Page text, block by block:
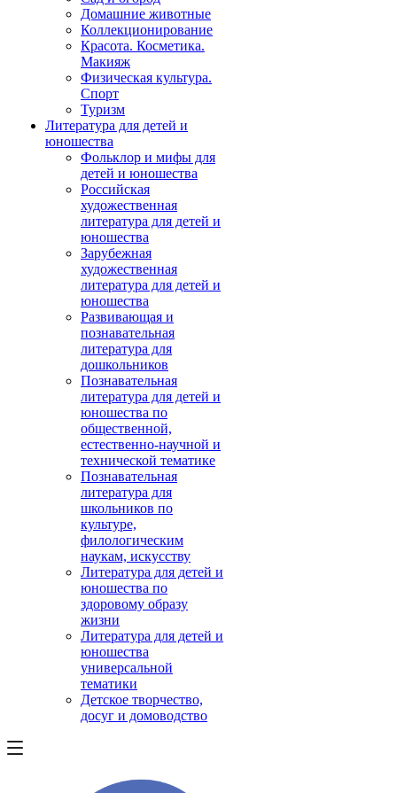
Домашние животные
Коллекционирование
Красота. Косметика.
Макияж
Физическая культура.
Спорт
Туризм
Литература для детей и
юношества
Фольклор и мифы для
детей и юношества
Российская
художественная
литература для детей и
юношества
Зарубежная
художественная
литература для детей и
юношества
Развивающая и
познавательная
литература для
дошкольников
Познавательная
литература для детей и
юношества по
общественной,
естественно-научной и
технической тематике
Познавательная
литература для
школьников по
культуре,
филологическим
наукам, искусству
Литература для детей и
юношества по
здоровому образу
жизни
Литература для детей и
юношества
универсальной
тематики
Детское творчество,
досуг и домоводство